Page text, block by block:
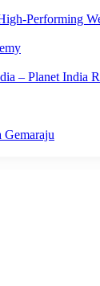
Performing
– Planet India